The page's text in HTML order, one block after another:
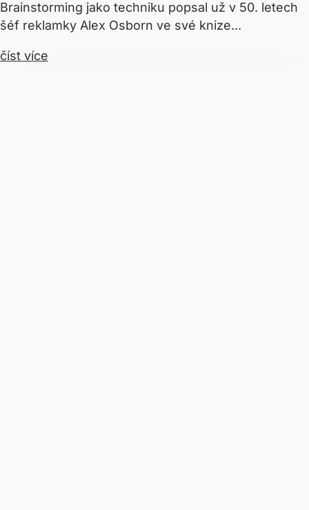
Brainstorming jako techniku popsal už v 50. letech
šéf reklamky Alex Osborn ve své knize...
číst více